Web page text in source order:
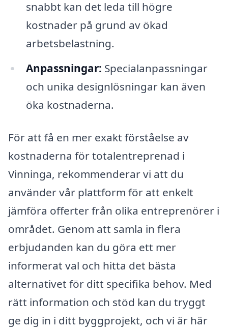
snabbt kan det leda till högre
kostnader på grund av ökad
arbetsbelastning.
Anpassningar: Specialanpassningar
och unika designlösningar kan även
öka kostnaderna.
För att få en mer exakt förståelse av
kostnaderna för totalentreprenad i
Vinninga, rekommenderar vi att du
använder vår plattform för att enkelt
jämföra offerter från olika entreprenörer i
området. Genom att samla in flera
erbjudanden kan du göra ett mer
informerat val och hitta det bästa
alternativet för ditt specifika behov. Med
rätt information och stöd kan du tryggt
ge dig in i ditt byggprojekt, och vi är här